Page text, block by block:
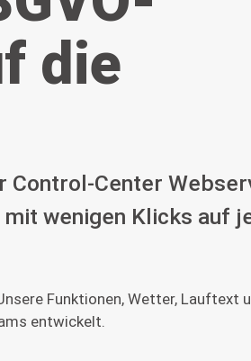
die
Control-Center
wenigen Klicks auf
Funktionen, Wetter, Lauftext
entwickelt.